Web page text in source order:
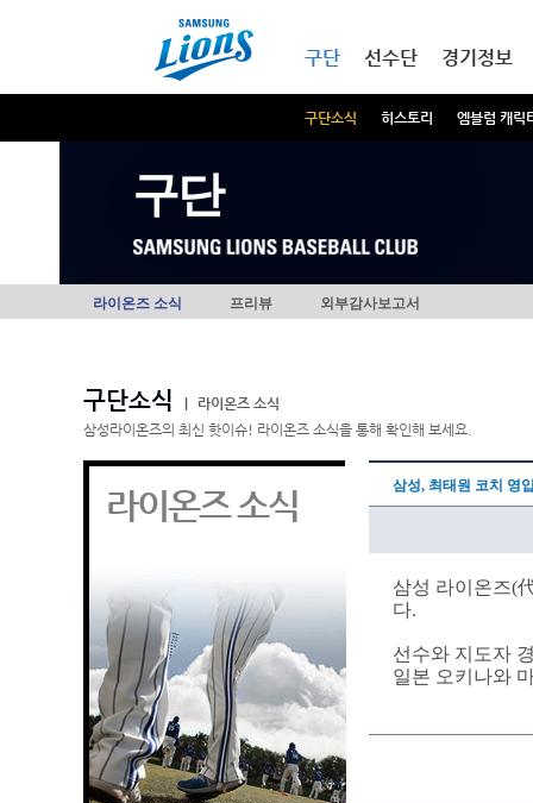
구단
구단소식 히스토리 엠블럼 캐릭
선수단 경기정보
구단
라이온즈 소식 프리뷰 외부감사보고서
구단소식
라이온즈 소식
삼성라이온즈의 최신 핫이슈! 라이온즈 소식을 통해 확인해 보세요.
라이온즈 소식 삼성, 최태원 코치 영
삼성 라이온즈(
다.
선수와 지도자
일본 오키나와